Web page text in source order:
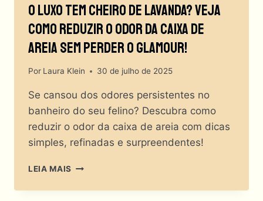
O Luxo Tem Cheiro De Lavanda? Veja
Como Reduzir O Odor Da Caixa De
Areia Sem Perder O Glamour!
Por Laura Klein 30 de julho de 2025
Se cansou dos odores persistentes no
banheiro do seu felino? Descubra como
reduzir o odor da caixa de areia com dicas
simples, refinadas e surpreendentes!
LEIA MAIS O
TEM